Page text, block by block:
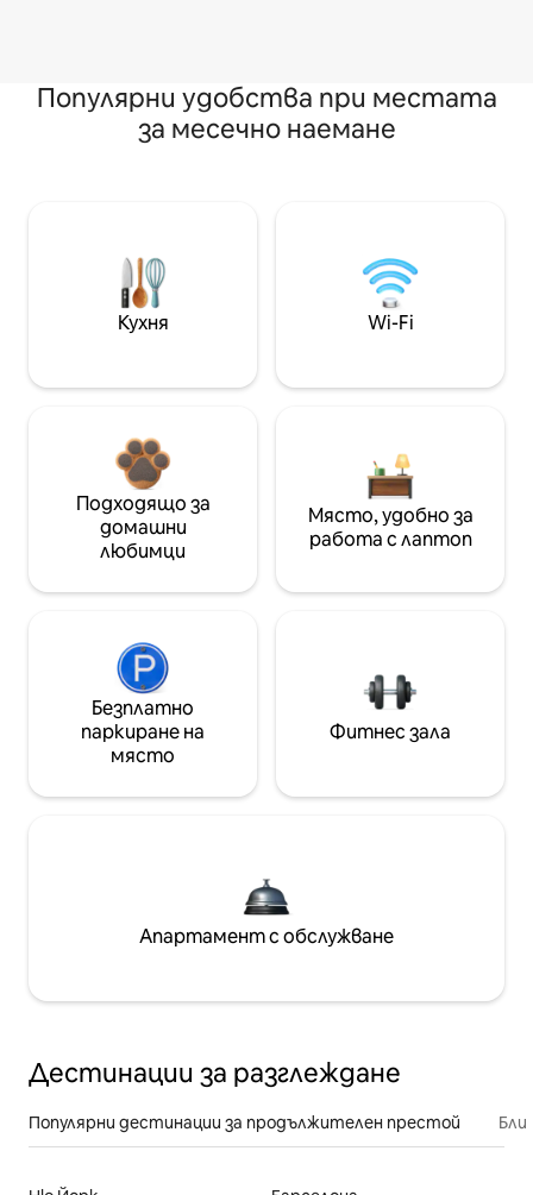
Популярни удобства при местата
за месечно наемане
Кухня Wi-Fi
Подходящо за
домашни
любимци
Място, удобно за
работа с лаптоп
Безплатно
паркиране на
място
Фитнес зала
Апартамент с обслужване
Дестинации за разглеждане
Популярни дестинации за продължителен престой